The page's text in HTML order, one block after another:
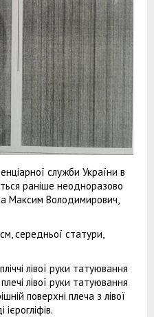
служби України в
раніше неодноразово
Максим Володимирович,
середньої статури,
лівої руки татуювання
лівої руки татуювання
поверхні плеча з лівої